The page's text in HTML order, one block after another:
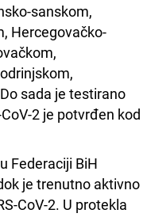
sanskom,
Hercegovačko-
sada je testirano
2 je potvrđen kod
Federaciji BiH
je trenutno aktivno
CoV-2. U protekla